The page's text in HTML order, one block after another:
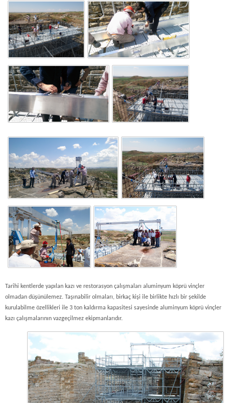
Tarihi kentlerde yapılan kazı ve restorasyon çalışmaları aluminyum köprü vinçler
olmadan düşünülemez. Taşınabilir olmaları, birkaç kişi ile birlikte hızlı bir şekilde
kurulabilme özellikleri ile 3 ton kaldırma kapasitesi sayesinde aluminyum köprü vinçler
kazı çalışmalarının vazgeçilmez ekipmanlarıdır.